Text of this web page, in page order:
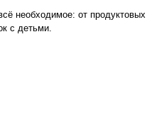
необходимое: от продуктовых
с детьми.